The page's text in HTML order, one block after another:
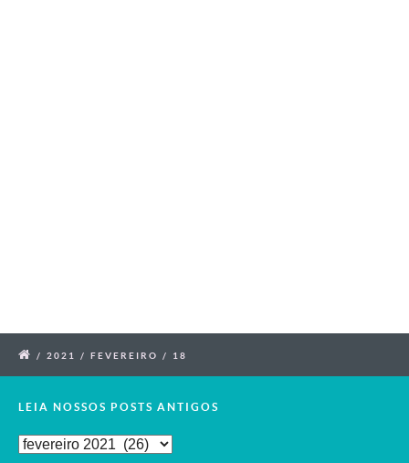
/ 2021 / FEVEREIRO / 18
LEIA NOSSOS POSTS ANTIGOS
Leia